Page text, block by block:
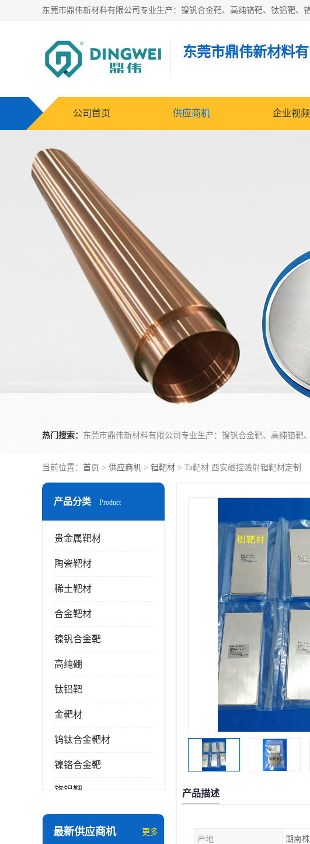
东莞市鼎伟新材料
公司首页 供应商机 企业视频
热门搜索：
当前位置： 首页 > 供应商机 > 钽靶材 > Ta靶材 西安磁控溅射钽靶材定制
产品分类 Product
贵金属靶材
陶瓷靶材
稀土靶材
合金靶材
镍钒合金靶
高纯硼
钛铝靶
金靶材
钨钛合金靶材
镍铬合金靶
铬铝靶
三氧化铝靶材
最新供应商机 更多
产品描述
产地 湖南